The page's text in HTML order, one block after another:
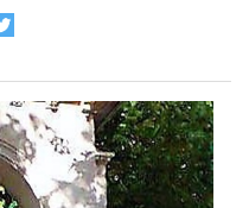
en partekatu
en partekatu